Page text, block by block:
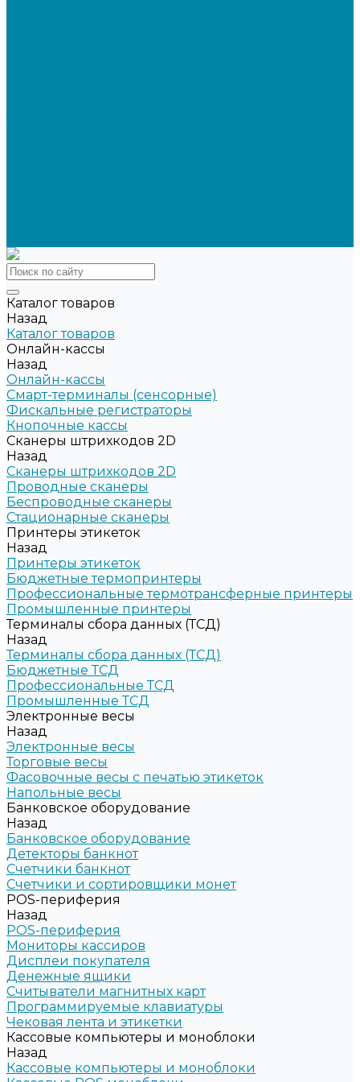
Каталог товаров
Назад
Каталог товаров
Онлайн-кассы
Назад
Онлайн-кассы
Смарт-терминалы (сенсорные)
Фискальные регистраторы
Кнопочные кассы
Сканеры штрихкодов 2D
Назад
Сканеры штрихкодов 2D
Проводные сканеры
Беспроводные сканеры
Стационарные сканеры
Принтеры этикеток
Назад
Принтеры этикеток
Бюджетные термопринтеры
Профессиональные термотрансферные принтеры
Промышленные принтеры
Терминалы сбора данных (ТСД)
Назад
Терминалы сбора данных (ТСД)
Бюджетные ТСД
Профессиональные ТСД
Промышленные ТСД
Электронные весы
Назад
Электронные весы
Торговые весы
Фасовочные весы с печатью этикеток
Напольные весы
Банковское оборудование
Назад
Банковское оборудование
Детекторы банкнот
Счетчики банкнот
Счетчики и сортировщики монет
POS-периферия
Назад
POS-периферия
Мониторы кассиров
Дисплеи покупателя
Денежные ящики
Считыватели магнитных карт
Программируемые клавиатуры
Чековая лента и этикетки
Кассовые компьютеры и моноблоки
Назад
Кассовые компьютеры и моноблоки